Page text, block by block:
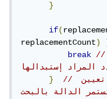
}
if(
replacementCount)
break
// إيقاف الإستبدال عند الوصول
المراد إستبدالها
}
//  إذا لم يتم تعيين replacementCount